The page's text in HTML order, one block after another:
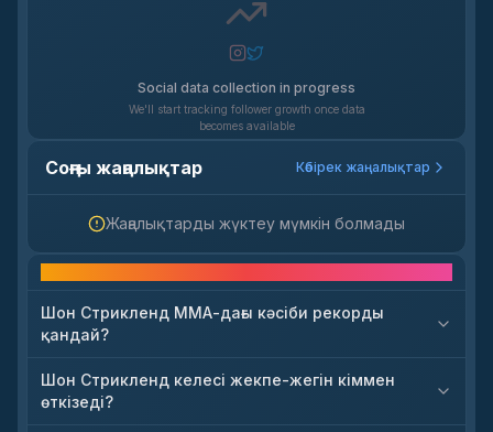
Social data collection in progress
We'll start tracking follower growth once data
becomes available
Соңғы жаңалықтар Көбірек жаңалықтар
Жаңалықтарды жүктеу мүмкін болмады
Шон Стрикленд ММА-дағы кәсіби рекорды
қандай?
Шон Стрикленд келесі жекпе-жегін кіммен
өткізеді?